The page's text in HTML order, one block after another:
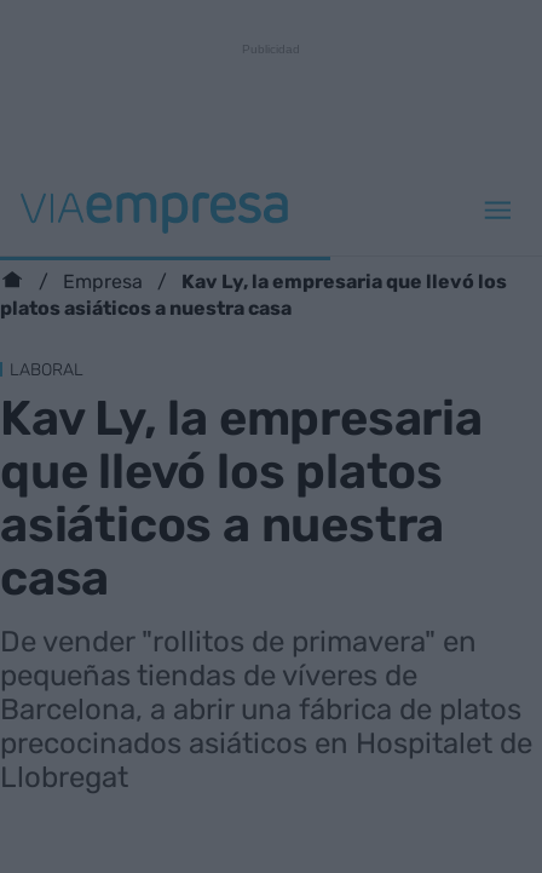
Empresa
Kav Ly, la empresaria que llevó los
platos asiáticos a nuestra casa
LABORAL
Kav Ly, la empresaria
que llevó los platos
asiáticos a nuestra
casa
De vender "rollitos de primavera" en
pequeñas tiendas de víveres de
Barcelona, a abrir una fábrica de platos
precocinados asiáticos en Hospitalet de
Llobregat